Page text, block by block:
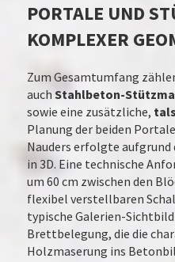
PORTALE UND
KOMPLEXER
Zum Gesamtumfang
auch Stahlbeton-
sowie eine zusätzliche,
Planung der beiden
Nauders erfolgte
in 3D. Eine technische
um 60 cm zwischen den
flexibel verstellbaren
typische Galerien-
Brettbelegung, die die
Holzmaserung ins